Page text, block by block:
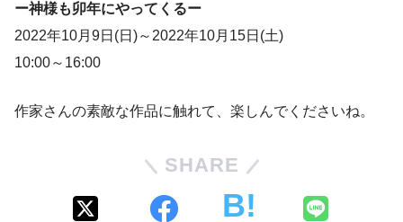
ー神様も卯年にやってくるー
2022年10月9日(日)～2022年10月15日(土)
10:00～16:00
作家さんの素敵な作品に触れて、楽しんでくださいね。
SHARE